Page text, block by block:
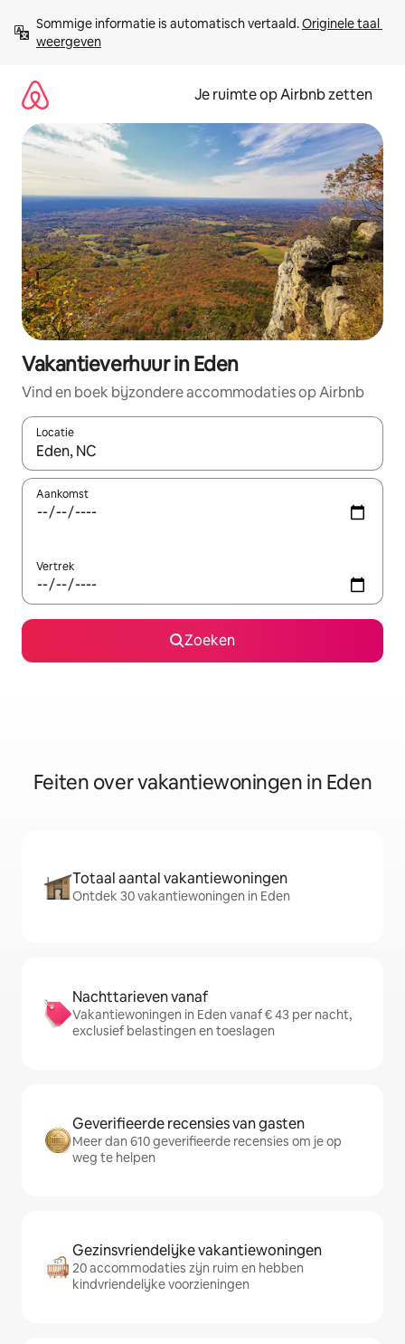
direct
naar
Sommige informatie is automatisch vertaald. Originele taal
weergeven
Je ruimte op Airbnb zetten
Vakantieverhuur in Eden
Vind en boek bijzondere accommodaties op Airbnb
Locatie
Wanneer er suggesties beschikbaar zijn, maak je een keuze
Aankomst
Vertrek
Zoeken
Feiten over vakantiewoningen in Eden
Totaal aantal vakantiewoningen
Ontdek 30 vakantiewoningen in Eden
Nachttarieven vanaf
Vakantiewoningen in Eden vanaf € 43 per nacht,
exclusief belastingen en toeslagen
Geverifieerde recensies van gasten
Meer dan 610 geverifieerde recensies om je op
weg te helpen
Gezinsvriendelijke vakantiewoningen
20 accommodaties zijn ruim en hebben
kindvriendelijke voorzieningen